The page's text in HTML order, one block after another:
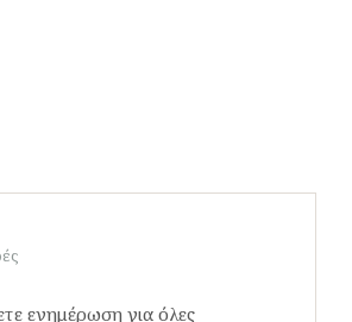
ενημέρωση για όλες